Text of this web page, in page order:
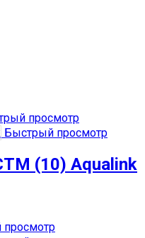
просмотр
Быстрый просмотр
(10) Aqualink